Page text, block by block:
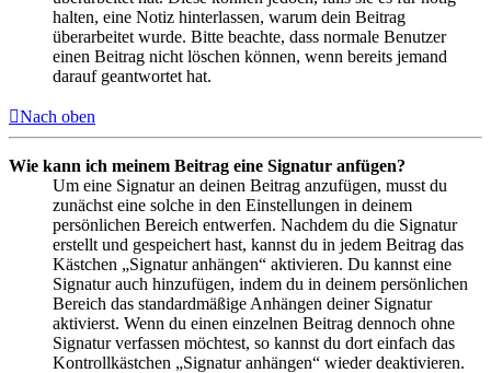
halten, eine Notiz hinterlassen, warum dein Beitrag
überarbeitet wurde. Bitte beachte, dass normale Benutzer
einen Beitrag nicht löschen können, wenn bereits jemand
darauf geantwortet hat.
Nach oben
Wie kann ich meinem Beitrag eine Signatur anfügen?
Um eine Signatur an deinen Beitrag anzufügen, musst du
zunächst eine solche in den Einstellungen in deinem
persönlichen Bereich entwerfen. Nachdem du die Signatur
erstellt und gespeichert hast, kannst du in jedem Beitrag das
Kästchen „Signatur anhängen“ aktivieren. Du kannst eine
Signatur auch hinzufügen, indem du in deinem persönlichen
Bereich das standardmäßige Anhängen deiner Signatur
aktivierst. Wenn du einen einzelnen Beitrag dennoch ohne
Signatur verfassen möchtest, so kannst du dort einfach das
Kontrollkästchen „Signatur anhängen“ wieder deaktivieren.